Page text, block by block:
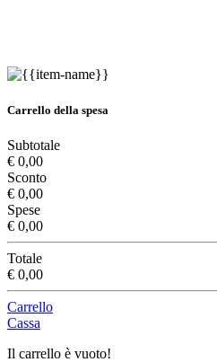
Carrello della spesa
Subtotale
€ 0,00
Sconto
€ 0,00
Spese
€ 0,00
Totale
€ 0,00
Carrello
Cassa
Il carrello è vuoto!